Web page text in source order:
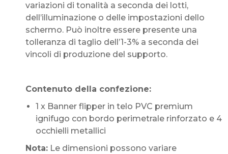
variazioni di tonalità a seconda dei lotti,
dell’illuminazione o delle impostazioni dello
schermo. Può inoltre essere presente una
tolleranza di taglio dell’1-3% a seconda dei
vincoli di produzione del supporto.
Contenuto della confezione:
1 x Banner flipper in telo PVC premium
ignifugo con bordo perimetrale rinforzato e 4
occhielli metallici
Nota: Le dimensioni possono variare